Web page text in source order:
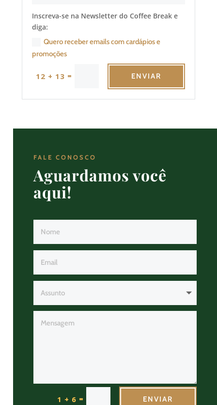
Inscreva-se na Newsletter do Coffee Break e
diga:
Quero receber emails com cardápios e
promoções
12 + 13 = ENVIAR
FALE CONOSCO
Aguardamos você
aqui!
1 + 6 = ENVIAR